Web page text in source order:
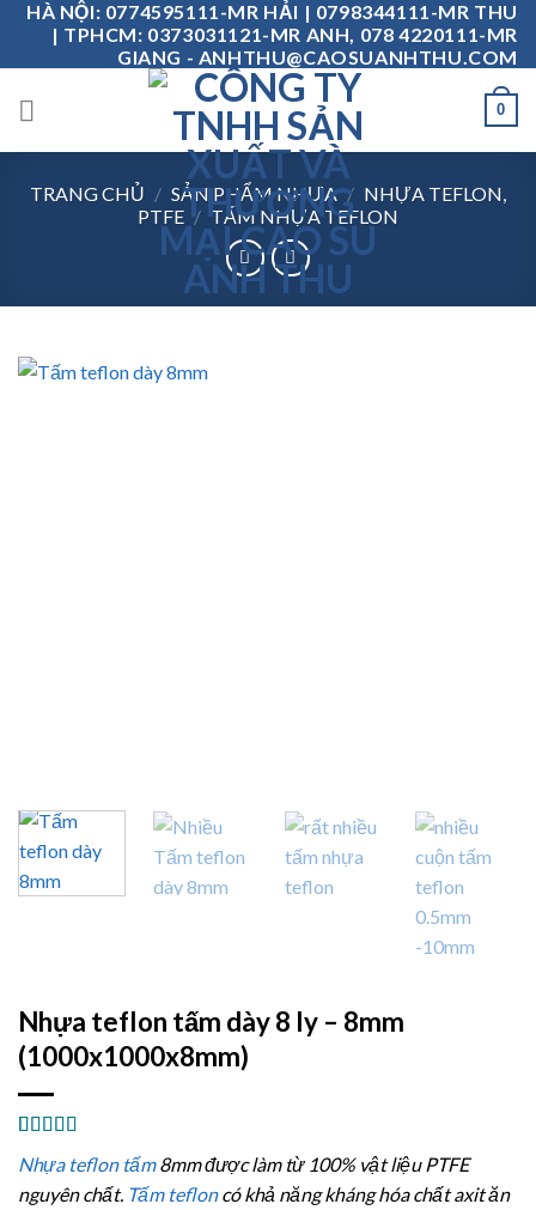
Skip
content
HÀ NỘI: 0774595111-MR HẢI | 0798344111-MR THU
| TPHCM: 0373031121-MR ANH, 078 4220111-MR
GIANG - ANHTHU@CAOSUANHTHU.COM
0
TRANG CHỦ / SẢN PHẨM NHỰA / NHỰA TEFLON,
PTFE / TẤM NHỰA TEFLON
Nhựa teflon tấm dày 8 ly – 8mm
(1000x1000x8mm)
5.00
trên 5
dựa trên
4
đánh giá
Nhựa teflon tấm8mm được làm từ 100% vật liệu PTFE
nguyên chất. Tấm tefloncó khả năng kháng hóa chất axit ăn